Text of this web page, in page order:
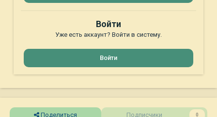
Войти
Уже есть аккаунт? Войти в систему.
Войти
Поделиться Подписчики 0